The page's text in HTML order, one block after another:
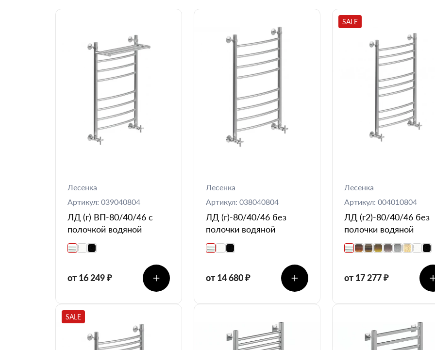
Лесенка
Артикул: 039040804
ЛД (г) ВП-80/40/46 с
полочкой водяной
от 16 249 ₽
Лесенка
Артикул: 038040804
ЛД (г)-80/40/46 без
полочки водяной
от 14 680 ₽
SALE
Лесенка
Артикул: 004010804
ЛД (г2)-80/40/46 без
полочки водяной
от 17 277 ₽
SALE